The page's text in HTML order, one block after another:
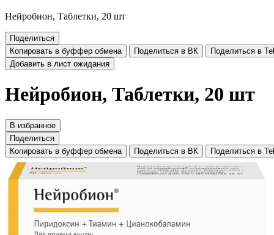
Нейробион, Таблетки, 20 шт
Поделиться
Копировать в буффер обмена
Поделиться в ВК
Поделиться в
Добавить в лист ожидания
Нейробион, Таблетки, 20 шт
В избранное
Поделиться
Копировать в буффер обмена
Поделиться в ВК Поделиться в